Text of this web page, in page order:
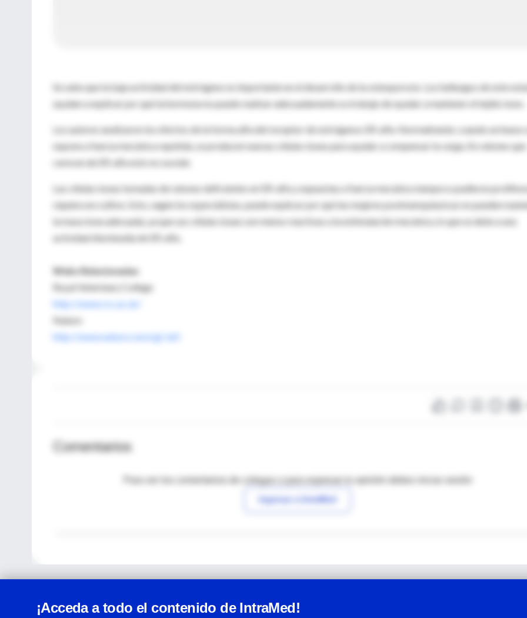
Se sabe que la baja actividad del estrógeno es importante en el desarrollo de la osteoporosis. Los hallazgos de este
ayudan a explicar por qué la hormona no puede realizar adecuadamente su trabajo de ayudar a mantener el tejido óseo.
Los autores analizaron los efectos de la forma alfa del receptor de estrógenos ER-alfa. Normalmente, cuando un hueso
expone a fuerza mecánica repetida, se producen nuevas células óseas para ayudar a compensar la carga. En ratones que
carecen de ER-alfa esto no sucede.
Las células óseas tomadas de ratones deficientes en ER-alfa y expuestas a fuerza mecánica tampoco pudieron
siquiera en cultivo. Esto, según los especialistas, puede explicar por qué las mujeres postmenopáusicas no pueden
la masa ósea adecuada, ya que sus células óseas son menos reactivas a la estimulación mecánica, lo que se debe a una
actividad disminuida de ER-alfa.
Webs Relacionadas
Royal Veterinary College
http://www.rvc.ac.uk/
Nature
http://www.nature.com/cgi-taf/
Comentarios
Para ver los comentarios de colegas o para expresar tu opinión debes iniciar sesión
Ingresar a IntraMed
¡Acceda a todo el contenido de IntraMed!